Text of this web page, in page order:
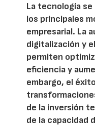
La tecnología
los principales
empresarial. La
digitalización y
permiten
eficiencia y
embargo, el
de la inversión
de la capacidad